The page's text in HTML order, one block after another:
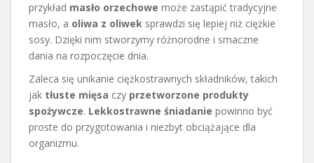
przykład masło orzechowe może zastąpić tradycyjne
masło, a oliwa z oliwek sprawdzi się lepiej niż ciężkie
sosy. Dzięki nim stworzymy różnorodne i smaczne
dania na rozpoczęcie dnia.
Zaleca się unikanie ciężkostrawnych składników, takich
jak tłuste mięsa czy przetworzone produkty
spożywcze. Lekkostrawne śniadanie powinno być
proste do przygotowania i niezbyt obciążające dla
organizmu.